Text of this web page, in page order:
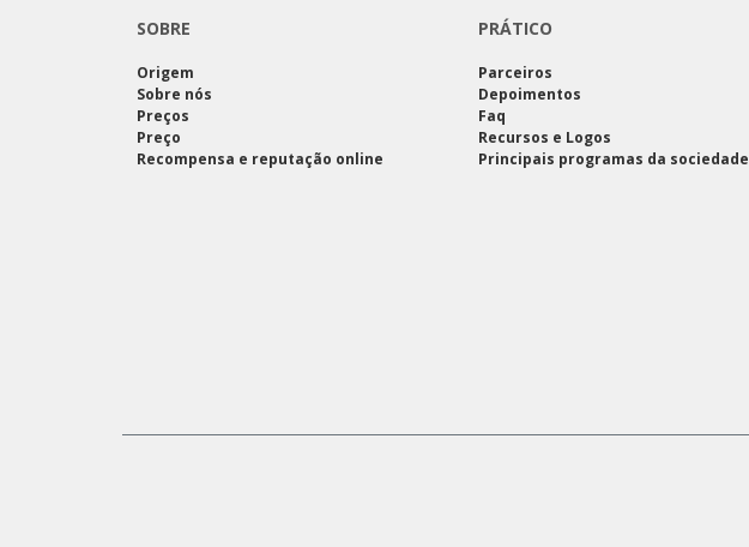
SOBRE
Origem
Sobre nós
Preços
Preço
Recompensa e reputação online
PRÁTICO
Parceiros
Depoimentos
Faq
Recursos e Logos
Principais programas da sociedade